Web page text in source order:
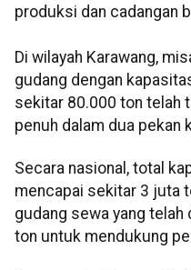
produksi dan cadangan
Di wilayah Karawang,
gudang dengan
sekitar 80.000 ton telah
penuh dalam dua pekan
Secara nasional, total
mencapai sekitar 3 juta
gudang sewa yang
ton untuk mendukung